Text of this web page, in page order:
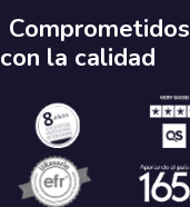
Comprometidos
con la calidad